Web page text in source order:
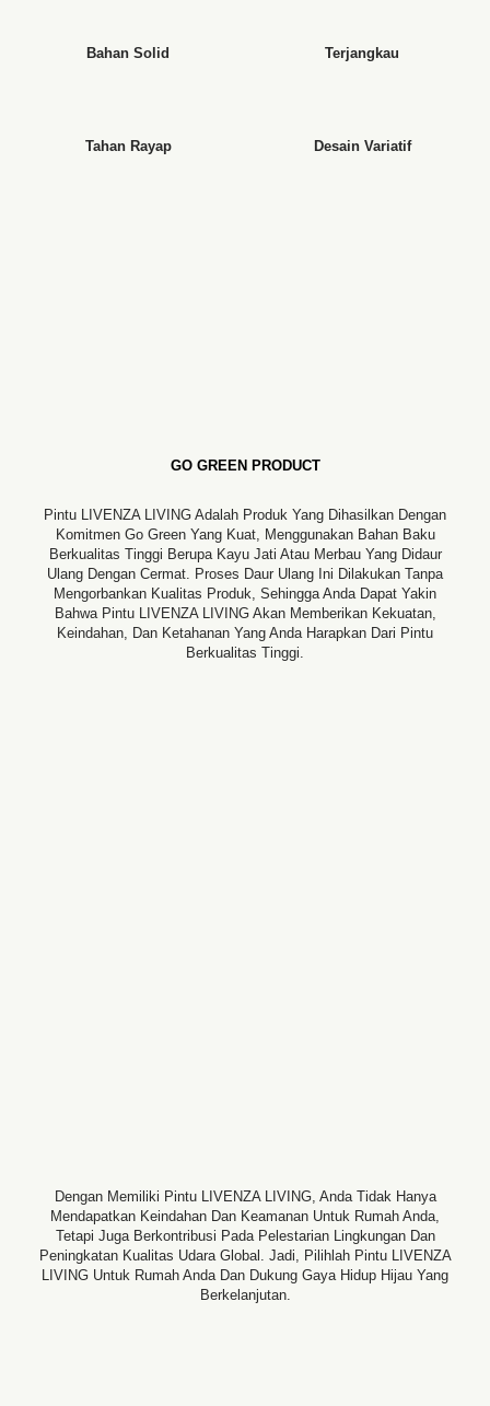
Bahan Solid Terjangkau
Tahan Rayap Desain Variatif
GO GREEN PRODUCT
Pintu LIVENZA LIVING Adalah Produk Yang Dihasilkan Dengan
Komitmen Go Green Yang Kuat, Menggunakan Bahan Baku
Berkualitas Tinggi Berupa Kayu Jati Atau Merbau Yang Didaur
Ulang Dengan Cermat. Proses Daur Ulang Ini Dilakukan Tanpa
Mengorbankan Kualitas Produk, Sehingga Anda Dapat Yakin
Bahwa Pintu LIVENZA LIVING Akan Memberikan Kekuatan,
Keindahan, Dan Ketahanan Yang Anda Harapkan Dari Pintu
Berkualitas Tinggi.
Dengan Memiliki Pintu LIVENZA LIVING, Anda Tidak Hanya
Mendapatkan Keindahan Dan Keamanan Untuk Rumah Anda,
Tetapi Juga Berkontribusi Pada Pelestarian Lingkungan Dan
Peningkatan Kualitas Udara Global. Jadi, Pilihlah Pintu LIVENZA
LIVING Untuk Rumah Anda Dan Dukung Gaya Hidup Hijau Yang
Berkelanjutan.